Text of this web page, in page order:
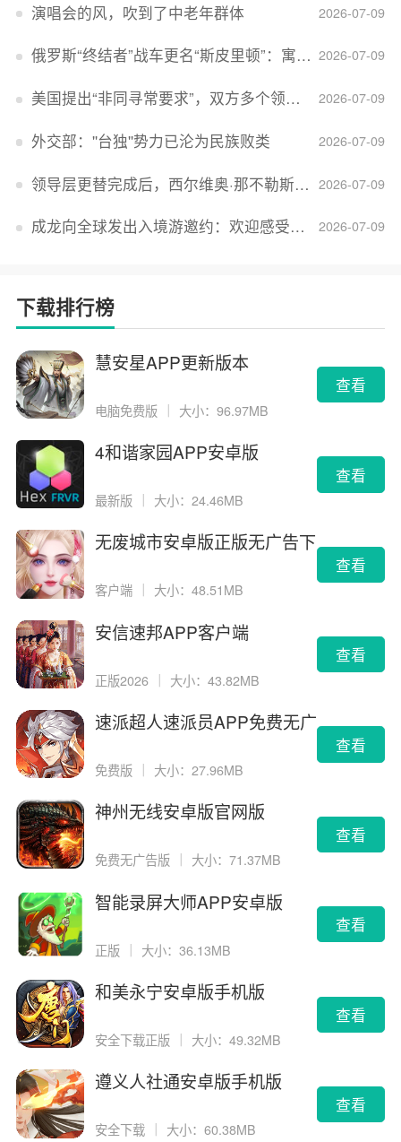
2026-07-09
演唱会的风，吹到了中老年群体
2026-07-09
俄罗斯“终结者”战车更名“斯皮里顿”：寓意强大可靠，彰显俄精神力量
2026-07-09
美国提出“非同寻常要求”，双方多个领域分歧依旧，印美贸易谈判进入“关键阶段”
2026-07-09
外交部：''台独''势力已沦为民族败类
2026-07-09
领导层更替完成后，西尔维奥·那不勒斯出任Lucid首席执行官
2026-07-09
成龙向全球发出入境游邀约：欢迎感受无滤镜的真实中国
下载排行榜
慧安星APP更新版本
电脑免费版 ｜ 大小：96.97MB
查看
4和谐家园APP安卓版
最新版 大小：24.46MB
查看
无废城市安卓版正版无广告下
客户端 大小：48.51MB
查看
安信速邦APP客户端
正版2026 ｜ 大小：43.82MB
查看
速派超人速派员APP免费无广
免费版 大小：27.96MB
查看
神州无线安卓版官网版
免费无广告版 大小：71.37MB
查看
智能录屏大师APP安卓版
正版 ｜ 大小：36.13MB
查看
和美永宁安卓版手机版
安全下载正版 大小：49.32MB
查看
遵义人社通安卓版手机版
安全下载 大小：60.38MB
查看